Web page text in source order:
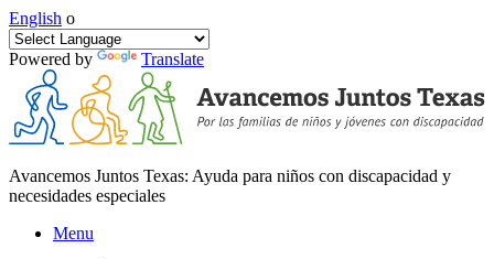
English o
Powered by Translate
Avancemos Juntos Texas: Ayuda para niños con discapacidad y
necesidades especiales
Menu